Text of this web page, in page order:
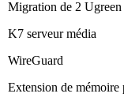
Migration de 2 Ugreen
K7 serveur média
WireGuard
Extension de